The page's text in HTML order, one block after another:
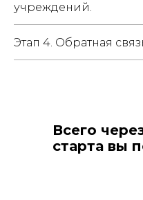
учреждений.
Этап 4. Обратная
Всего
старта вы